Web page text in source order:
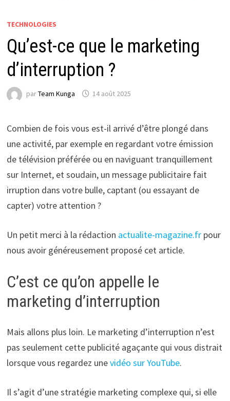
TECHNOLOGIES
Qu’est-ce que le marketing
d’interruption ?
parTeam Kunga 14 août 2025
Combien de fois vous est-il arrivé d’être plongé dans
une activité, par exemple en regardant votre émission
de télévision préférée ou en naviguant tranquillement
sur Internet, et soudain, un message publicitaire fait
irruption dans votre bulle, captant (ou essayant de
capter) votre attention ?
Un petit merci à la rédaction actualite-magazine.frpour
nous avoir généreusement proposé cet article.
C’est ce qu’on appelle le
marketing d’interruption
Mais allons plus loin. Le marketing d’interruption n’est
pas seulement cette publicité agaçante qui vous distrait
lorsque vous regardez unevidéo sur YouTube.
Il s’agit d’une stratégie marketing complexe qui, si elle